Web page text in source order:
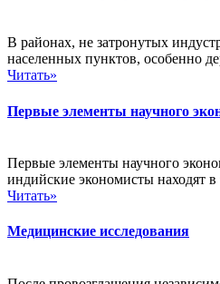
В районах, не затронутых
населенных пунктов, особенно
Читать»
Первые элементы научного
Первые элементы научного
индийские экономисты находят
Читать»
Медицинские исследования